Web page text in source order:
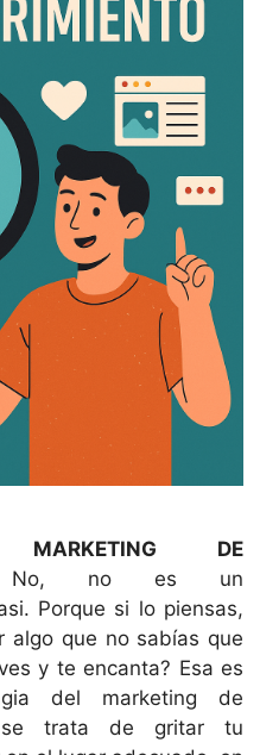
MARKETING DE
no es un
Porque si lo piensas,
algo que no sabías que
y te encanta? Esa es
del marketing de
se trata de gritar tu